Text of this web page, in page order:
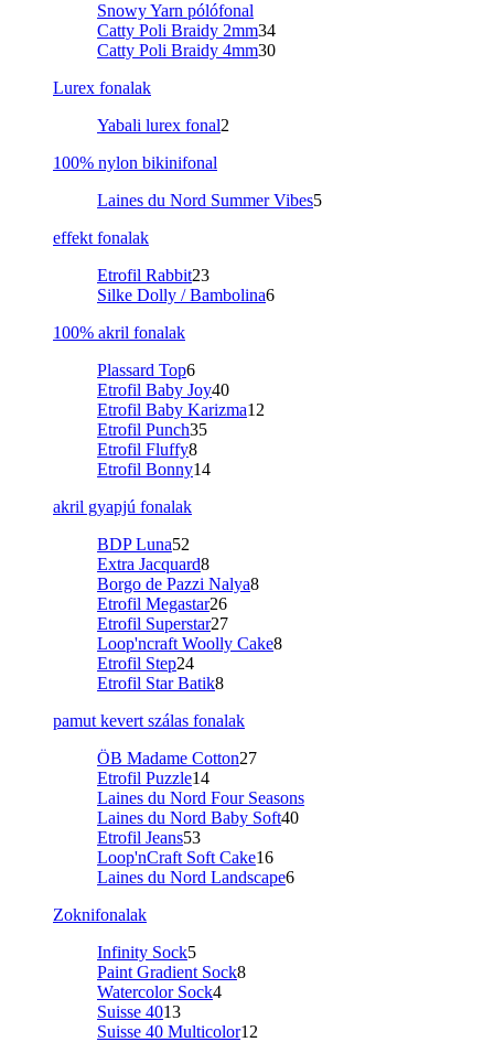
Snowy Yarn pólófonal
Catty Poli Braidy 2mm34
Catty Poli Braidy 4mm30
Lurex fonalak
Yabali lurex fonal2
100% nylon bikinifonal
Laines du Nord Summer Vibes5
effekt fonalak
Etrofil Rabbit23
Silke Dolly / Bambolina6
100% akril fonalak
Plassard Top6
Etrofil Baby Joy40
Etrofil Baby Karizma12
Etrofil Punch35
Etrofil Fluffy8
Etrofil Bonny14
akril gyapjú fonalak
BDP Luna52
Extra Jacquard8
Borgo de Pazzi Nalya8
Etrofil Megastar26
Etrofil Superstar27
Loop'ncraft Woolly Cake8
Etrofil Step24
Etrofil Star Batik8
pamut kevert szálas fonalak
ÖB Madame Cotton27
Etrofil Puzzle14
Laines du Nord Four Seasons
Laines du Nord Baby Soft40
Etrofil Jeans53
Loop'nCraft Soft Cake16
Laines du Nord Landscape6
Zoknifonalak
Infinity Sock5
Paint Gradient Sock8
Watercolor Sock4
Suisse 4013
Suisse 40 Multicolor12